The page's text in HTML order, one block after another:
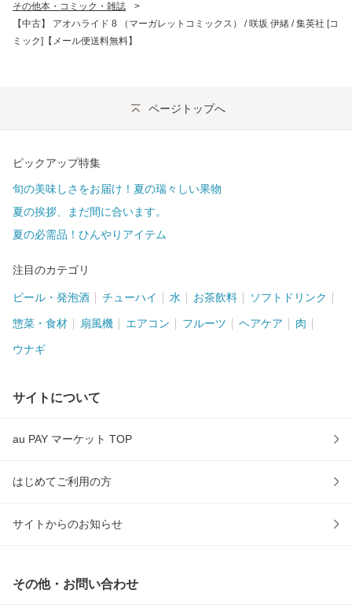
その他本・コミック・雑誌
>
【中古】 アオハライド 8 （マーガレットコミックス） / 咲坂 伊緒 / 集英社 [コ
ミック]【メール便送料無料】
ページトップへ
ピックアップ特集
旬の美味しさをお届け！夏の瑞々しい果物
夏の挨拶、まだ間に合います。
夏の必需品！ひんやりアイテム
注目のカテゴリ
ビール・発泡酒 チューハイ 水 お茶飲料 ソフトドリンク
惣菜・食材 扇風機 エアコン フルーツ ヘアケア 肉
ウナギ
サイトについて
au PAY マーケット TOP
はじめてご利用の方
サイトからのお知らせ
その他・お問い合わせ